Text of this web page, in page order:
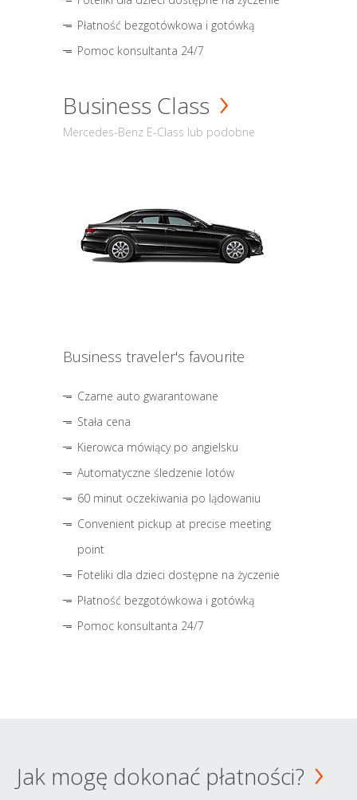
Płatność bezgotówkowa i gotówką
Pomoc konsultanta 24/7
Business Class
Mercedes-Benz E-Class lub podobne
Business traveler's favourite
Czarne auto gwarantowane
Stała cena
Kierowca mówiący po angielsku
Automatyczne śledzenie lotów
60 minut oczekiwania po lądowaniu
Convenient pickup at precise meeting
point
Foteliki dla dzieci dostępne na życzenie
Płatność bezgotówkowa i gotówką
Pomoc konsultanta 24/7
Jak mogę dokonać płatności?